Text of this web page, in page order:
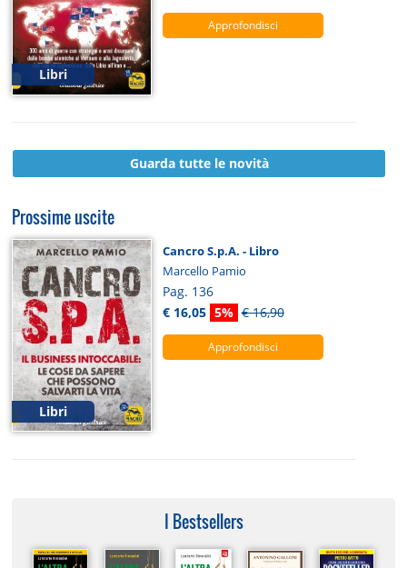
Libri
Approfondisci
Guarda tutte le novità
Prossime uscite
Libri
Cancro S.p.A. - Libro
Marcello Pamio
Pag. 136
€ 16,05 5% € 16,90
Approfondisci
I Bestsellers